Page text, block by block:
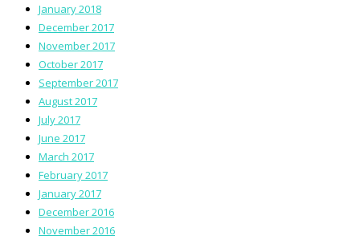
January 2018
December 2017
November 2017
October 2017
September 2017
August 2017
July 2017
June 2017
March 2017
February 2017
January 2017
December 2016
November 2016